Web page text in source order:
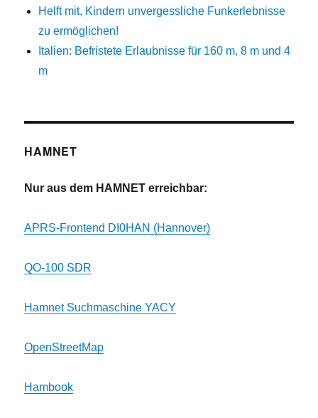
Helft mit, Kindern unvergessliche Funkerlebnisse
zu ermöglichen!
Italien: Befristete Erlaubnisse für 160 m, 8 m und 4
m
HAMNET
Nur aus dem HAMNET erreichbar:
APRS-Frontend DI0HAN (Hannover)
QO-100 SDR
Hamnet Suchmaschine YACY
OpenStreetMap
Hambook